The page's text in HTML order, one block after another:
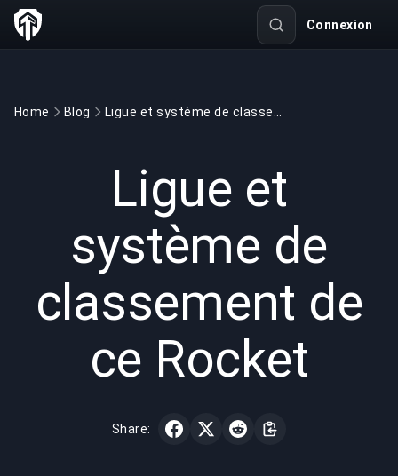
Connexion
Home Blog
Ligue et
système de
classement de
ce Rocket
Share: